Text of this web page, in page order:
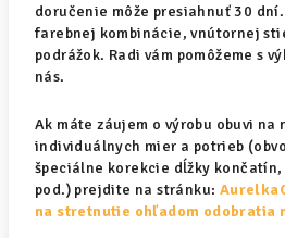
doručenie môže presiahnuť 30
farebnej kombinácie, vnútornej
podrážok. Radi vám pomôžeme s
nás.
Ak máte záujem o výrobu obuvi na
individuálnych mier a potrieb
špeciálne korekcie dĺžky
pod.) prejdite na stránku:
na stretnutie ohľadom odobratia